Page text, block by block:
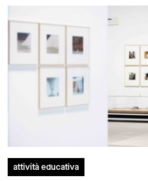
attività educativa